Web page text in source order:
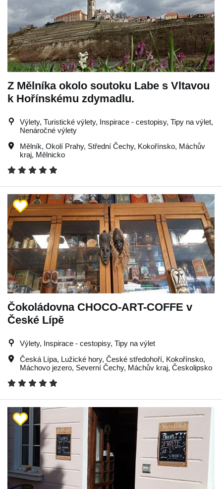
Z Mělníka okolo soutoku Labe s Vltavou
k Hořínskému zdymadlu.
Výlety, Turistické výlety, Inspirace - cestopisy, Tipy na výlet,
Nenáročné výlety
Mělník, Okolí Prahy, Střední Čechy, Kokořínsko, Máchův
kraj, Mělnicko
Čokoládovna CHOCO-ART-COFFE v
České Lípě
Výlety, Inspirace - cestopisy, Tipy na výlet
Česká Lípa, Lužické hory, České středohoří, Kokořínsko,
Máchovo jezero, Severní Čechy, Máchův kraj, Českolipsko